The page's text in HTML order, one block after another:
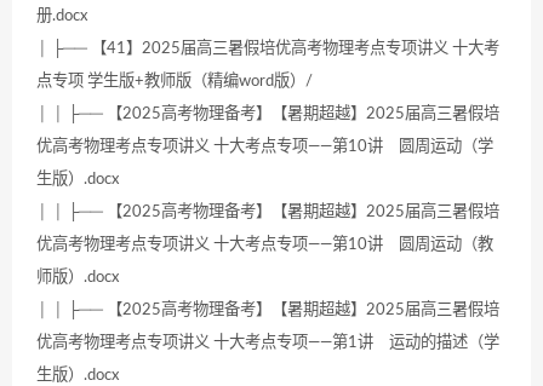
册.docx
│ ├── 【41】2025届高三暑假培优高考物理考点专项讲义 十大考
点专项 学生版+教师版（精编word版）/
│ │ ├── 【2025高考物理备考】【暑期超越】2025届高三暑假培
优高考物理考点专项讲义 十大考点专项——第10讲 圆周运动（学
生版）.docx
│ │ ├── 【2025高考物理备考】【暑期超越】2025届高三暑假培
优高考物理考点专项讲义 十大考点专项——第10讲 圆周运动（教
师版）.docx
│ │ ├── 【2025高考物理备考】【暑期超越】2025届高三暑假培
优高考物理考点专项讲义 十大考点专项——第1讲 运动的描述（学
生版）.docx